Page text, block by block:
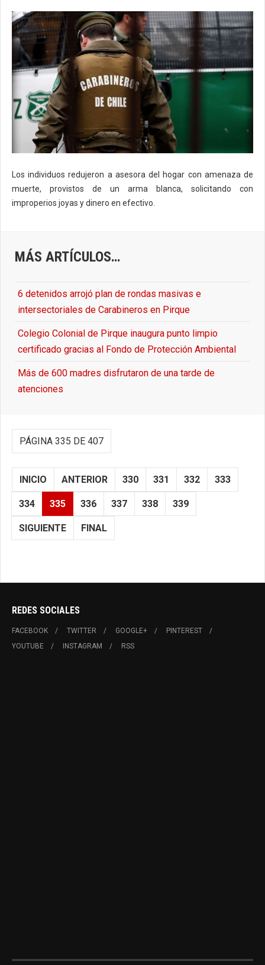
Los individuos redujeron a asesora del hogar con amenaza de
muerte, provistos de un arma blanca, solicitando con
improperios joyas y dinero en efectivo.
MÁS ARTÍCULOS…
6 detenidos arrojó plan de rondas masivas e
intersectoriales de Carabineros en Pirque
Colegio Colonial de Pirque inaugura punto limpio
certificado gracias al Fondo de Protección Ambiental
Más de 600 madres disfrutaron de una tarde de
atenciones
PÁGINA 335 DE 407
INICIO ANTERIOR 330 331 332 333
334 335 336 337 338 339
SIGUIENTE FINAL
REDES SOCIALES
FACEBOOK TWITTER GOOGLE+
PINTEREST
YOUTUBE
INSTAGRAM RSS